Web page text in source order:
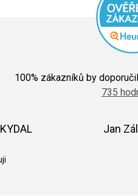
100% zákazníků by
735
Jan